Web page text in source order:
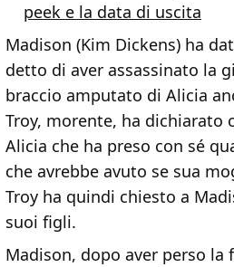
peek e la data di uscita
Madison (Kim Dickens) ha
detto di aver assassinato la
braccio amputato di Alicia
Troy, morente, ha dichiarato
Alicia che ha preso con sé
che avrebbe avuto se sua
Troy ha quindi chiesto a
suoi figli.
Madison, dopo aver perso